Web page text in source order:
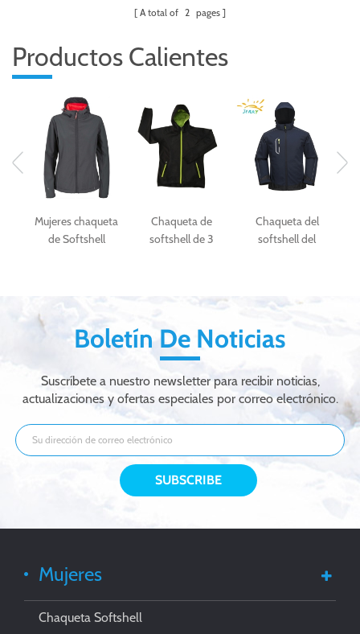
A total of 2 pages
Productos Calientes
Mujeres chaqueta
de Softshell
Chaqueta de
softshell de 3
Chaqueta del
softshell del
del softshell
impermeable de la
manera
Boletín De Noticias
Suscríbete a nuestro newsletter para recibir noticias,
actualizaciones y ofertas especiales por correo electrónico.
Mujeres
Chaqueta Softshell